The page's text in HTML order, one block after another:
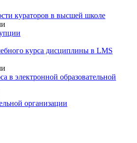
кураторов в высшей школе
курса дисциплины в LMS
в электронной образовательной
организации